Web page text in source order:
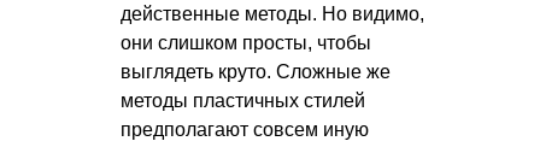
действенные методы. Но видимо,
они слишком просты, чтобы
выглядеть круто. Сложные же
методы пластичных стилей
предполагают совсем иную